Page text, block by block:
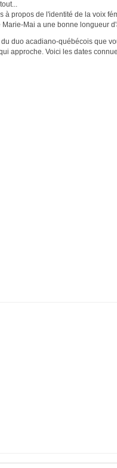
à propos de l'identité de la voix
Mai a une bonne longueur
duo acadiano-québécois que
approche. Voici les dates